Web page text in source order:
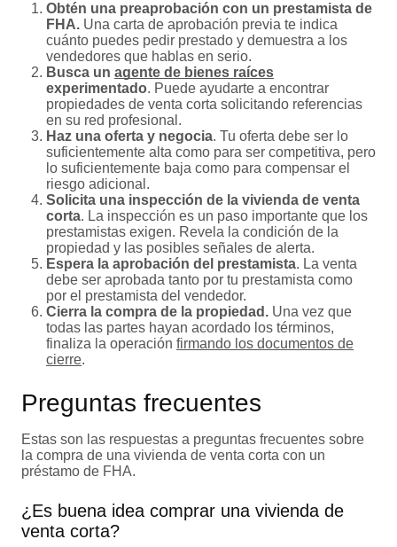
Obtén una preaprobación con un prestamista de
FHA. Una carta de aprobación previa te indica
cuánto puedes pedir prestado y demuestra a los
vendedores que hablas en serio.
Busca un agente de bienes raíces
experimentado. Puede ayudarte a encontrar
propiedades de venta corta solicitando referencias
en su red profesional.
Haz una oferta y negocia. Tu oferta debe ser lo
suficientemente alta como para ser competitiva, pero
lo suficientemente baja como para compensar el
riesgo adicional.
Solicita una inspección de la vivienda de venta
corta. La inspección es un paso importante que los
prestamistas exigen. Revela la condición de la
propiedad y las posibles señales de alerta.
Espera la aprobación del prestamista. La venta
debe ser aprobada tanto por tu prestamista como
por el prestamista del vendedor.
Cierra la compra de la propiedad. Una vez que
todas las partes hayan acordado los términos,
finaliza la operación firmando los documentos de
cierre.
Preguntas frecuentes
Estas son las respuestas a preguntas frecuentes sobre
la compra de una vivienda de venta corta con un
préstamo de FHA.
¿Es buena idea comprar una vivienda de
venta corta?